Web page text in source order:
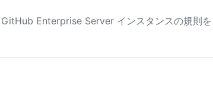
Enterprise Server インスタンスの規則を